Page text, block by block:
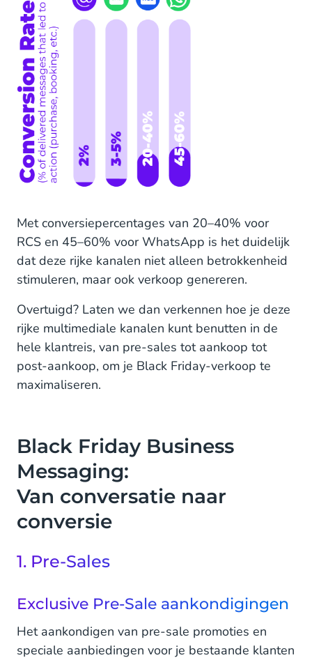
Met conversiepercentages van 20–40% voor
RCS en 45–60% voor WhatsApp is het duidelijk
dat deze rijke kanalen niet alleen betrokkenheid
stimuleren, maar ook verkoop genereren.
Overtuigd? Laten we dan verkennen hoe je deze
rijke multimediale kanalen kunt benutten in de
hele klantreis, van pre-sales tot aankoop tot
post-aankoop, om je Black Friday-verkoop te
maximaliseren.
Black Friday Business
Messaging:
Van conversatie naar
conversie
1. Pre-Sales
Exclusive Pre-Sale aankondigingen
Het aankondigen van pre-sale promoties en
speciale aanbiedingen voor je bestaande klanten